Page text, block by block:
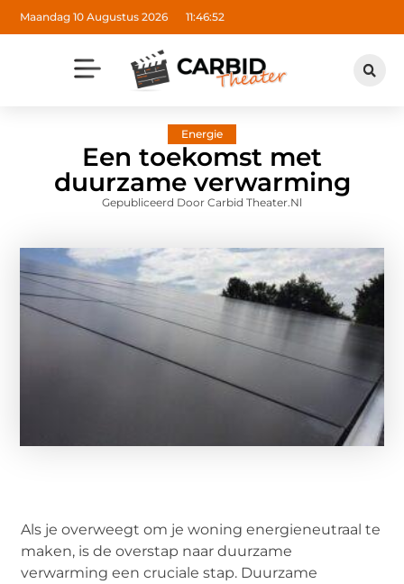
Maandag 10 Augustus 2026 11:46:53
Energie
Een toekomst met
duurzame verwarming
Gepubliceerd Door Carbid Theater.nl
Als je overweegt om je woning energieneutraal te
maken, is de overstap naar duurzame
verwarming een cruciale stap. Duurzame